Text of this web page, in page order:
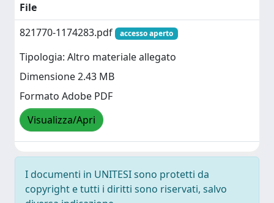
File
821770-1174283.pdf
accesso aperto
Tipologia: Altro materiale allegato
Dimensione 2.43 MB
Formato Adobe PDF
Visualizza/Apri
I documenti in UNITESI sono protetti da
copyright e tutti i diritti sono riservati, salvo